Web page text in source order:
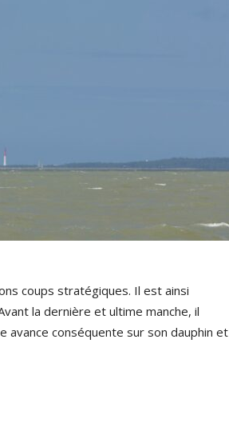
coups stratégiques. Il est ainsi
la dernière et ultime manche, il
avance conséquente sur son dauphin et